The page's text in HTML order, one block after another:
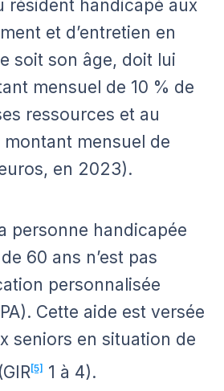
résident handicapé aux
et d’entretien en
soit son âge, doit lui
mensuel de 10 % de
ressources et au
mensuel de
euros, en 2023).
personne handicapée
60 ans n’est pas
personnalisée
Cette aide est versée
seniors en situation de
(GIR[5] 1 à 4).